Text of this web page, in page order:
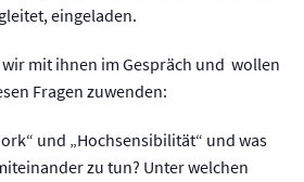
eingeladen.
mit ihnen im Gespräch und wollen
Fragen zuwenden:
und „Hochsensibilität“ und was
zu tun? Unter welchen